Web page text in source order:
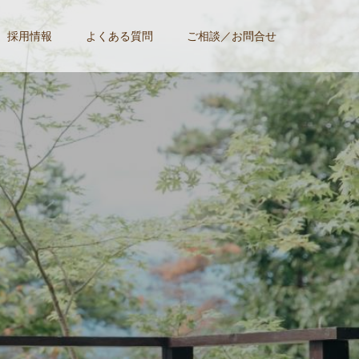
採用情報 よくある質問 ご相談／お問合せ
ご紹介！